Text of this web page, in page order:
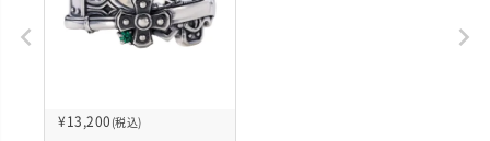
¥ 13,200 (税込)